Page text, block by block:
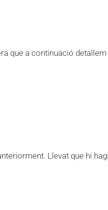
que a continuació
Llevat que hi